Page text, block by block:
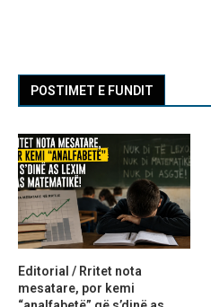
POSTIMET E FUNDIT
Editorial / Rritet nota
mesatare, por kemi